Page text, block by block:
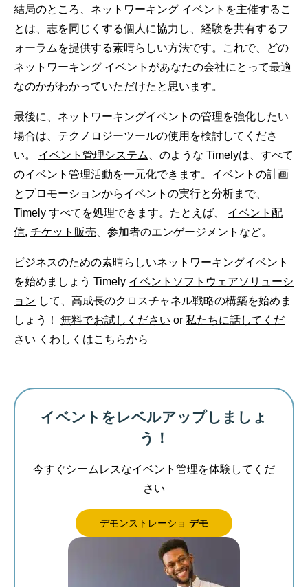
結局のところ、ネットワーキング イベントを主催するこ
とは、志を同じくする個人に協力し、経験を共有するフ
ォーラムを提供する素晴らしい方法です。これで、どの
ネットワーキング イベントがあなたの会社にとって最適
なのかがわかっていただけたと思います。
最後に、ネットワーキングイベントの管理を強化したい
場合は、テクノロジーツールの使用を検討してくださ
い。 イベント管理システム
、のような Timelyは、すべて
のイベント管理活動を一元化できます。イベントの計画
とプロモーションからイベントの実行と分析まで、
Timely すべてを処理できます。たとえば、 イベント配
信, チケット販売 、参加者のエンゲージメントなど。
ビジネスのための素晴らしいネットワーキングイベント
を始めましょう Timely イベントソフトウェアソリューシ
ョン して、高成長のクロスチャネル戦略の構築を始めま
しょう！ 無料でお試しください or 私たちに話してくだ
さい くわしくはこちらから
イベントをレベルアップしましょ
う！
今すぐシームレスなイベント管理を体験してくだ
さい
デモンストレーショ デモ